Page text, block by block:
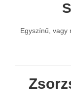
Egyszínű, vagy